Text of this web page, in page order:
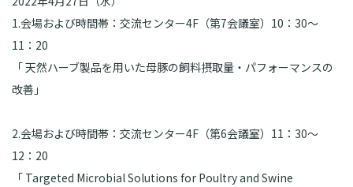
1.会場および時間帯：交流センター4F（第7会議室）10：30～
11：20
「天然ハーブ製品を用いた母豚の飼料摂取量・パフォーマンスの
改善」
2.会場および時間帯：交流センター4F（第6会議室）11：30～
12：20
「 Targeted Microbial Solutions for Poultry and Swine